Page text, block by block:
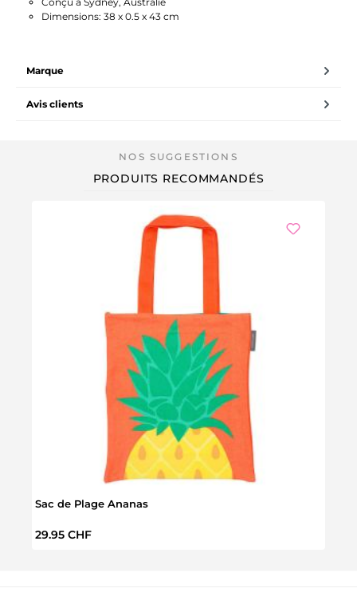
Dimensions: 38 x 0.5 x 43 cm
Marque
Avis clients
PRODUITS RECOMMANDÉS
Sac de Plage Ananas
Prix régulier :
29.95 CHF